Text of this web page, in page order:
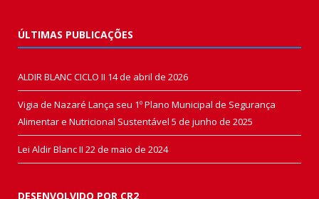
ÚLTIMAS PUBLICAÇÕES
ALDIR BLANC CICLO II 14 de abril de 2026
Vigia de Nazaré Lança seu 1º Plano Municipal de Segurança
Alimentar e Nutricional Sustentável 5 de junho de 2025
Lei Aldir Blanc II 22 de maio de 2024
DESENVOLVIDO POR CR2